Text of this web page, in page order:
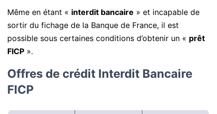
Même en étant « interdit bancaire » et incapable de
sortir du fichage de la Banque de France, il est
possible sous certaines conditions d’obtenir un « prêt
FICP ».
Offres de crédit Interdit Bancaire
FICP